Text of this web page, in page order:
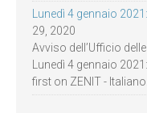
Lunedì 4 gennaio
29, 2020
Avviso dell’Ufficio
Lunedì 4 gennaio
first on ZENIT - Italiano.